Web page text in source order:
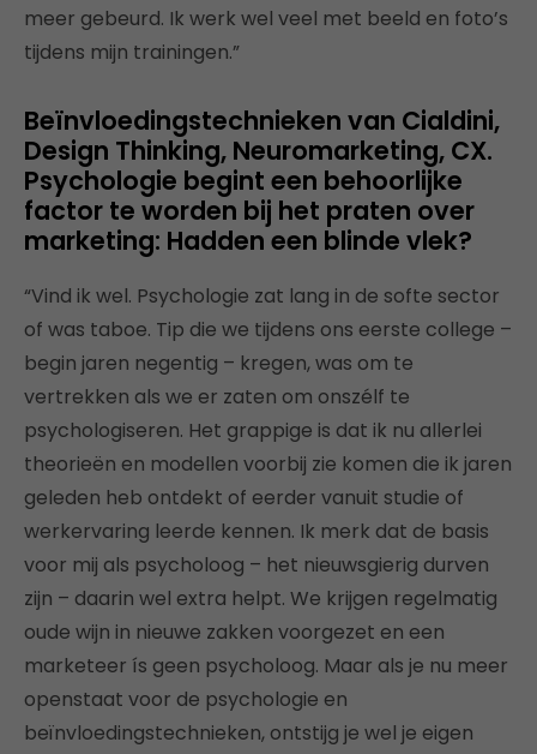
meer gebeurd. Ik werk wel veel met beeld en foto’s
tijdens mijn trainingen.”
Beïnvloedingstechnieken van Cialdini,
Design Thinking, Neuromarketing, CX.
Psychologie begint een behoorlijke
factor te worden bij het praten over
marketing: Hadden een blinde vlek?
“Vind ik wel. Psychologie zat lang in de softe sector
of was taboe. Tip die we tijdens ons eerste college –
begin jaren negentig – kregen, was om te
vertrekken als we er zaten om onszélf te
psychologiseren. Het grappige is dat ik nu allerlei
theorieën en modellen voorbij zie komen die ik jaren
geleden heb ontdekt of eerder vanuit studie of
werkervaring leerde kennen. Ik merk dat de basis
voor mij als psycholoog – het nieuwsgierig durven
zijn – daarin wel extra helpt. We krijgen regelmatig
oude wijn in nieuwe zakken voorgezet en een
marketeer ís geen psycholoog. Maar als je nu meer
openstaat voor de psychologie en
beïnvloedingstechnieken, ontstijg je wel je eigen